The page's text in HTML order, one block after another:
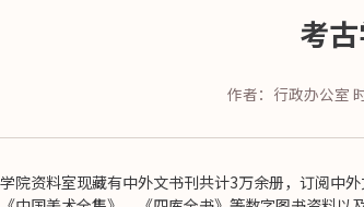
考
作者：行政办公室
院资料室现藏有中外文书刊共计3万余册，订阅中